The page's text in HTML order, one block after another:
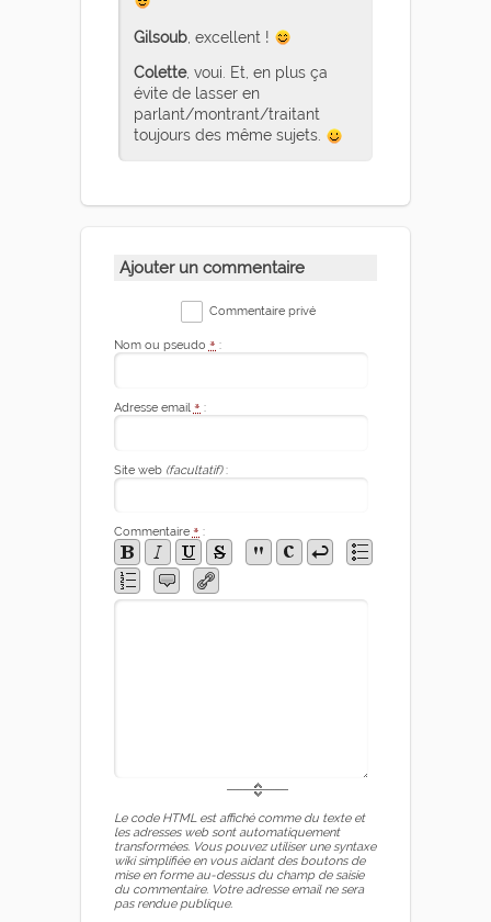
Gilsoub, excellent !
Colette, voui. Et, en plus ça
évite de lasser en
parlant/montrant/traitant
toujours des même sujets.
Ajouter un commentaire
Commentaire privé
Nom ou pseudo * :
Adresse email * :
Site web (facultatif):
Commentaire * :
Le code HTML est affiché comme du texte et
les adresses web sont automatiquement
transformées. Vous pouvez utiliser une syntaxe
wiki simplifiée en vous aidant des boutons de
mise en forme au-dessus du champ de saisie
du commentaire. Votre adresse email ne sera
pas rendue publique.